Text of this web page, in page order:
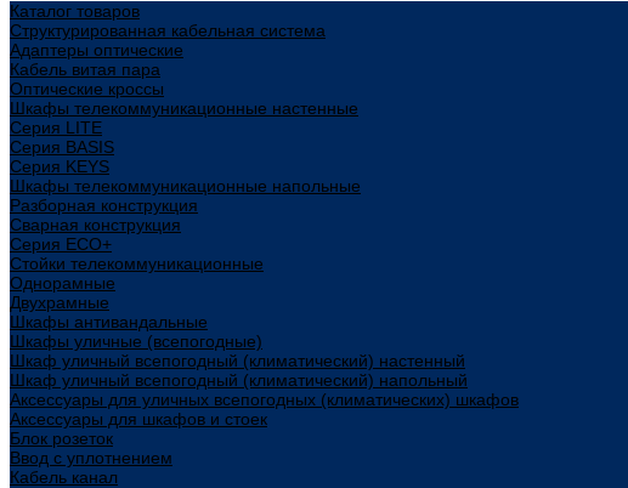
Каталог товаров
Структурированная кабельная система
Адаптеры оптические
Кабель витая пара
Оптические кроссы
Шкафы телекоммуникационные настенные
Cерия LITE
Cерия BASIS
Cерия KEYS
Шкафы телекоммуникационные напольные
Разборная конструкция
Сварная конструкция
Серия ECO+
Стойки телекоммуникационные
Однорамные
Двухрамные
Шкафы антивандальные
Шкафы уличные (всепогодные)
Шкаф уличный всепогодный (климатический) настенный
Шкаф уличный всепогодный (климатический) напольный
Аксессуары для уличных всепогодных (климатических) шкафов
Аксессуары для шкафов и стоек
Блок розеток
Ввод с уплотнением
Кабель канал